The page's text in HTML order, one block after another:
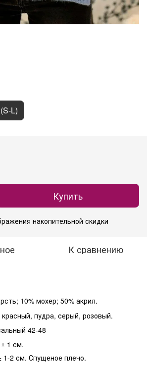
L)
Купить
накопительной скидки
К сравнению
10% мохер; 50% акрил.
пудра, серый, розовый.
42-48
1 см.
1-2 см. Спущеное плечо.